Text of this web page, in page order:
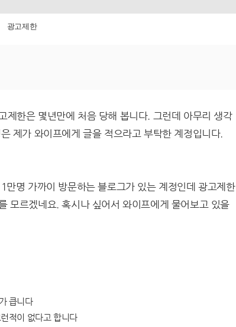
광고제한
제한은 몇년만에 처음 당해 봅니다. 그런데 아무리 생각
제가 와이프에게 글을 적으라고 부탁한 계정입니다.
명 가까이 방문하는 블로그가 있는 계정인데 광고제한
모르겠네요. 혹시나 싶어서 와이프에게 물어보고 있을
큽니다
적이 없다고 합니다